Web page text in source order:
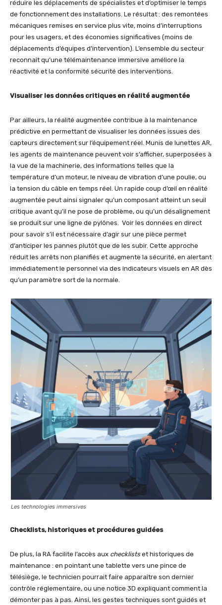
réduire les déplacements de spécialistes et d’optimiser le temps
de fonctionnement des installations. Le résultat : des remontées
mécaniques remises en service plus vite, moins d’interruptions
pour les usagers, et des économies significatives (moins de
déplacements d’équipes d’intervention). L’ensemble du secteur
reconnaît qu’une télémaintenance immersive améliore la
réactivité et la conformité sécurité des interventions.
Visualiser les données critiques en réalité augmentée
Par ailleurs, la réalité augmentée contribue à la maintenance
prédictive en permettant de visualiser les données issues des
capteurs directement sur l’équipement réel. Munis de lunettes AR,
les agents de maintenance peuvent voir s’afficher, superposées à
la vue de la machinerie, des informations telles que la
température d’un moteur, le niveau de vibration d’une poulie, ou
la tension du câble en temps réel. Un rapide coup d’œil en réalité
augmentée peut ainsi signaler qu’un composant atteint un seuil
critique avant qu’il ne pose de problème, ou qu’un désalignement
se produit sur une ligne de pylônes. Voir les données en direct
pour savoir s’il est nécessaire d’agir sur une pièce permet
d’anticiper les pannes plutôt que de les subir. Cette approche
réduit les arrêts non planifiés et augmente la sécurité, en alertant
immédiatement le personnel via des indicateurs visuels en AR dès
qu’un paramètre sort de la normale.
Les technologies immersives
Checklists, historiques et procédures guidées
De plus, la RA facilite l’accès aux checklists et historiques de
maintenance : en pointant une tablette vers une pince de
télésiège, le technicien pourrait faire apparaître son dernier
contrôle réglementaire, ou une notice 3D expliquant comment la
démonter pas à pas. Ainsi, les gestes techniques sont guidés et